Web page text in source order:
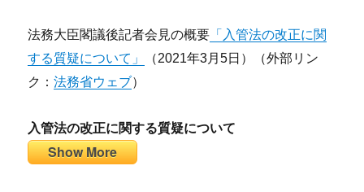
法務大臣閣議後記者会見の概要 「入管法の改正に関
する質疑について」
（2021年3月5日）（外部リン
ク：法務省ウェブ）
入管法の改正に関する質疑について
Show More